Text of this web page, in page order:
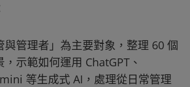
與管理者」為主要對象，整理 60 個
示範如何運用 ChatGPT、
等生成式 AI，處理從日常管理